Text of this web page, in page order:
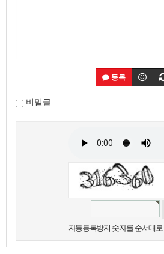
등록
비밀글
자동등록방지 숫자를 순서대로